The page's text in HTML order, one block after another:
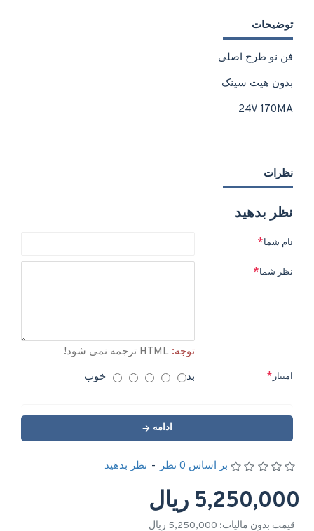
توضیحات
فن نو طرح اصلی
بدون هیت سینک
24V 170MA
نظرات
نظر بدهید
نام شما
نظر شما
توجه:
امتیاز بد خوب
ادامه
بر اساس 0 نظر - نظر بدهید
5,250,000 ریال
قیمت بدون مالیات: 5,250,000 ریال